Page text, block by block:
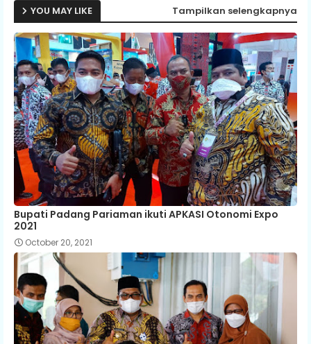
YOU MAY LIKE Tampilkan selengkapnya
Bupati Padang Pariaman ikuti APKASI Otonomi Expo
2021
October 20, 2021